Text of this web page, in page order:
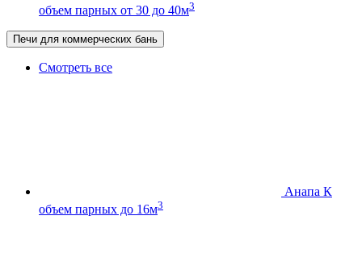
объем парных от 30 до 40м3
Печи для коммерческих бань
Смотреть все
Анапа К
объем парных до 16м3